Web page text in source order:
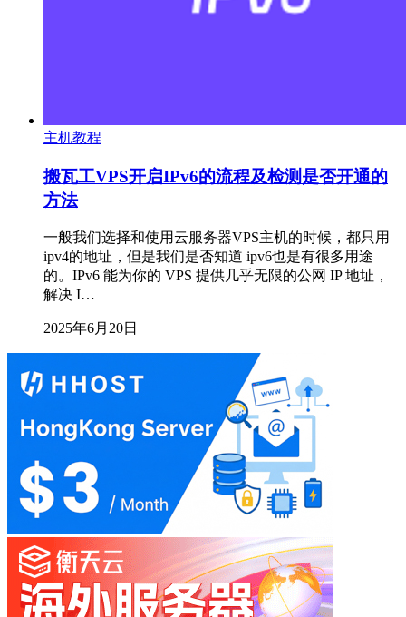
主机教程
搬瓦工VPS开启IPv6的流程及检测是否开通的
方法
一般我们选择和使用云服务器VPS主机的时候，都只用
ipv4的地址，但是我们是否知道 ipv6也是有很多用途
的。IPv6 能为你的 VPS 提供几乎无限的公网 IP 地址，
解决 I…
2025年6月20日